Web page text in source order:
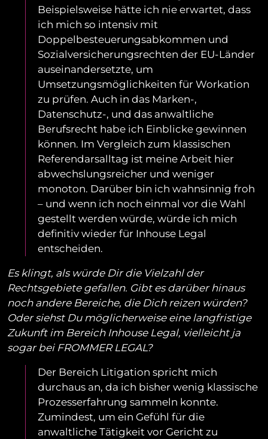
Beispielsweise hätte ich nie erwartet, dass
ich mich so intensiv mit
Doppelbesteuerungsabkommen und
Sozialversicherungsrechten der EU-Länder
auseinandersetzte, um
Umsetzungsmöglichkeiten für Workation
zu prüfen. Auch in das Marken-,
Datenschutz-, und das anwaltliche
Berufsrecht habe ich Einblicke gewinnen
können. Im Vergleich zum klassischen
Referendarsalltag ist meine Arbeit hier
abwechslungsreicher und weniger
monoton. Darüber bin ich wahnsinnig froh
– und wenn ich noch einmal vor die Wahl
gestellt werden würde, würde ich mich
definitiv wieder für Inhouse Legal
entscheiden.
Es klingt, als würde Dir die Vielzahl der
Rechtsgebiete gefallen. Gibt es darüber hinaus
noch andere Bereiche, die Dich reizen würden?
Oder siehst Du möglicherweise eine langfristige
Zukunft im Bereich Inhouse Legal, vielleicht ja
sogar bei FROMMER LEGAL?
Der Bereich Litigation spricht mich
durchaus an, da ich bisher wenig klassische
Prozesserfahrung sammeln konnte.
Zumindest, um ein Gefühl für die
anwaltliche Tätigkeit vor Gericht zu